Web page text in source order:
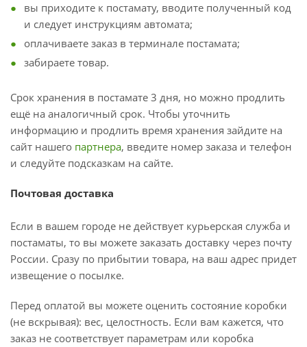
вы приходите к постамату, вводите полученный код
и следует инструкциям автомата;
оплачиваете заказ в терминале постамата;
забираете товар.
Срок хранения в постамате 3 дня, но можно продлить
ещё на аналогичный срок. Чтобы уточнить
информацию и продлить время хранения зайдите на
сайт нашего партнера, введите номер заказа и телефон
и следуйте подсказкам на сайте.
Почтовая доставка
Если в вашем городе не действует курьерская служба и
постаматы, то вы можете заказать доставку через почту
России. Сразу по прибытии товара, на ваш адрес придет
извещение о посылке.
Перед оплатой вы можете оценить состояние коробки
(не вскрывая): вес, целостность. Если вам кажется, что
заказ не соответствует параметрам или коробка